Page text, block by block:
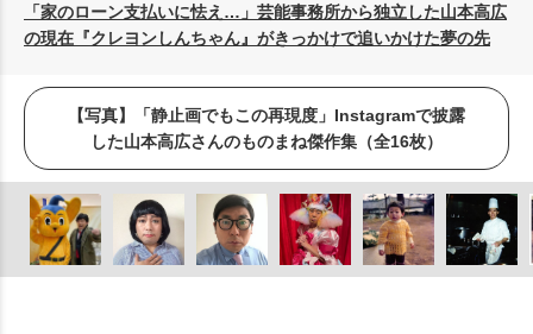
「家のローン支払いに怯え…」芸能事務所から独立した山本高広
の現在『クレヨンしんちゃん』がきっかけで追いかけた夢の先
【写真】「静止画でもこの再現度」Instagramで披露
した山本高広さんのものまね傑作集（全16枚）